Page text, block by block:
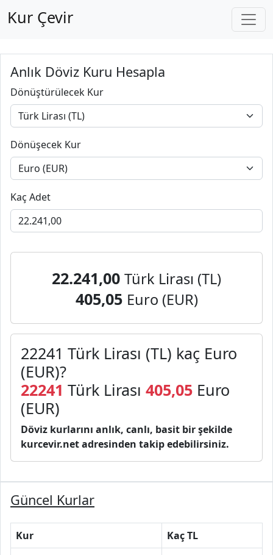
Kur Çevir
Anlık Döviz Kuru Hesapla
Dönüştürülecek Kur
Dönüşecek Kur
Kaç Adet
22.241,00 Türk Lirası (TL)
405,05 Euro (EUR)
22241 Türk Lirası (TL) kaç Euro
(EUR)?
22241 Türk Lirası 405,05 Euro
(EUR)
Döviz kurlarını anlık, canlı, basit bir şekilde
kurcevir.net adresinden takip edebilirsiniz.
Güncel Kurlar
Kur
Kaç TL